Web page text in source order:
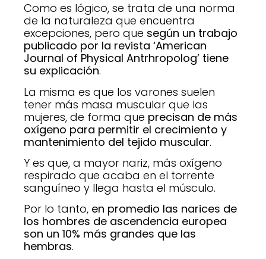
Como es lógico, se trata de una norma
de la naturaleza que encuentra
excepciones, pero que según un trabajo
publicado por la revista ‘American
Journal of Physical Antrhropolog’ tiene
su explicación.
La misma es que los varones suelen
tener más masa muscular que las
mujeres, de forma que precisan de más
oxígeno para permitir el crecimiento y
mantenimiento del tejido muscular.
Y es que, a mayor nariz, más oxígeno
respirado que acaba en el torrente
sanguíneo y llega hasta el músculo.
Por lo tanto, en promedio las narices de
los hombres de ascendencia europea
son un 10% más grandes que las
hembras.